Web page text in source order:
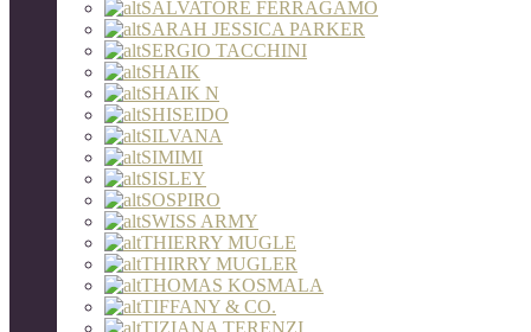
SALVATORE FERRAGAMO
SARAH JESSICA PARKER
SERGIO TACCHINI
SHAIK
SHAIK N
SHISEIDO
SILVANA
SIMIMI
SISLEY
SOSPIRO
SWISS ARMY
THIERRY MUGLE
THIRRY MUGLER
THOMAS KOSMALA
TIFFANY & CO.
TIZIANA TERENZI